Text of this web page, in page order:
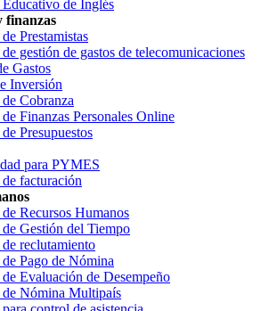
de Inglés
finanzas
Prestamistas
gestión de gastos de telecomunicaciones
Gastos
Inversión
Cobranza
Finanzas Personales Online
Presupuestos
para PYMES
facturación
Recursos Humanos
Gestión del Tiempo
reclutamiento
Pago de Nómina
Evaluación de Desempeño
de Nómina Multipaís